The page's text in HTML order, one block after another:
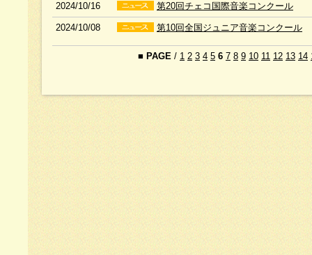
2024/10/16 第20回チェコ国際音楽コンクール
2024/10/08 第10回全国ジュニア音楽コンクール
■ PAGE / 1 2 3 4 5 6 7 8 9 10 11 12 13 14